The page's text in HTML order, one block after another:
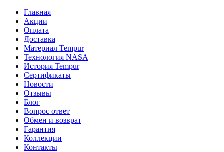
Главная
Акции
Оплата
Доставка
Материал Tempur
Технология NASA
История Tempur
Сертификаты
Новости
Отзывы
Блог
Вопрос ответ
Обмен и возврат
Гарантия
Коллекции
Контакты